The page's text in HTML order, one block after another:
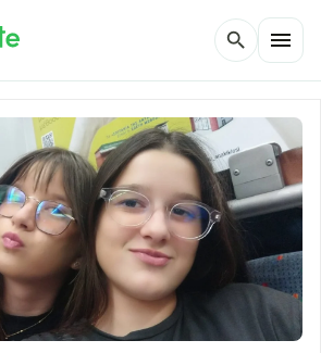
search menu